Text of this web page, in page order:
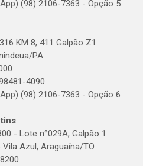
(98) 2106-7363 - Opção 5
KM 8, 411 Galpão Z1
PA
4090
(98) 2106-7363 - Opção 6
- Lote n°029A, Galpão 1
Azul, Araguaína/TO